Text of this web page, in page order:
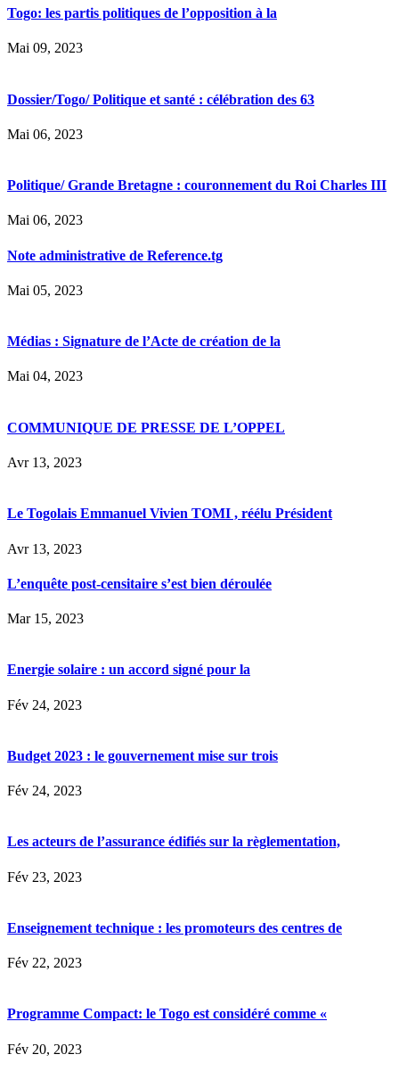
Togo: les partis politiques de l’opposition à la
Mai 09, 2023
Dossier/Togo/ Politique et santé : célébration des 63
Mai 06, 2023
Politique/ Grande Bretagne : couronnement du Roi Charles III
Mai 06, 2023
Note administrative de Reference.tg
Mai 05, 2023
Médias : Signature de l’Acte de création de la
Mai 04, 2023
COMMUNIQUE DE PRESSE DE L’OPPEL
Avr 13, 2023
Le Togolais Emmanuel Vivien TOMI , réélu Président
Avr 13, 2023
L’enquête post-censitaire s’est bien déroulée
Mar 15, 2023
Energie solaire : un accord signé pour la
Fév 24, 2023
Budget 2023 : le gouvernement mise sur trois
Fév 24, 2023
Les acteurs de l’assurance édifiés sur la règlementation,
Fév 23, 2023
Enseignement technique : les promoteurs des centres de
Fév 22, 2023
Programme Compact: le Togo est considéré comme «
Fév 20, 2023